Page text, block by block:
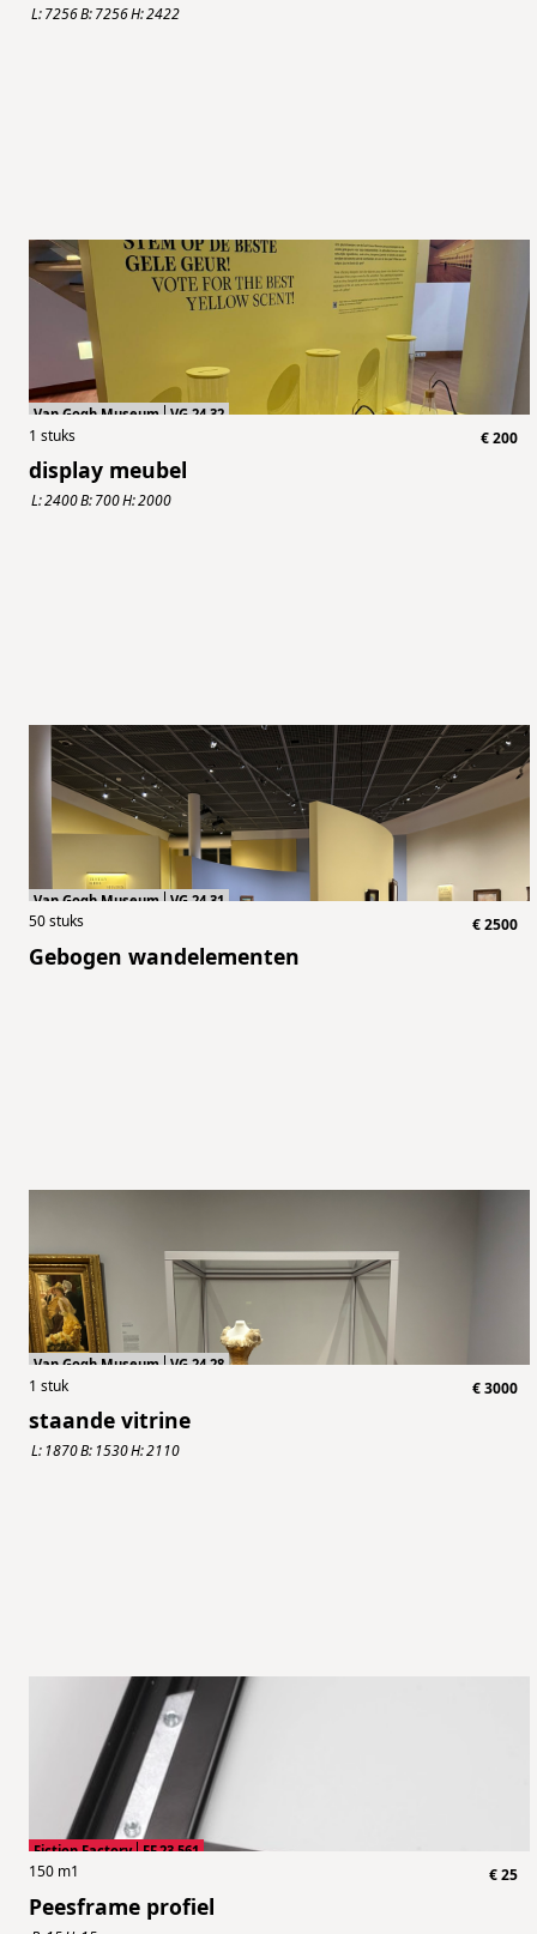
L:7256B:7256H:2422
Van Gogh Museum VG.24.32
1 stuks €200
display meubel
L:2400B:700H:2000
Van Gogh Museum VG.24.31
50stuks €2500
Gebogen wandelementen
Van Gogh Museum VG.24.28
1 stuk €3000
staande vitrine
L: 1870B: 1530H:2110
Fiction Factory FF.23.561
150 m1 €25
Peesframe profiel